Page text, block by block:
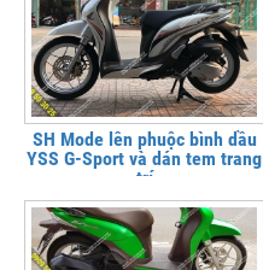
SH Mode lên phuộc bình dầu
YSS G-Sport và dán tem trang
trí